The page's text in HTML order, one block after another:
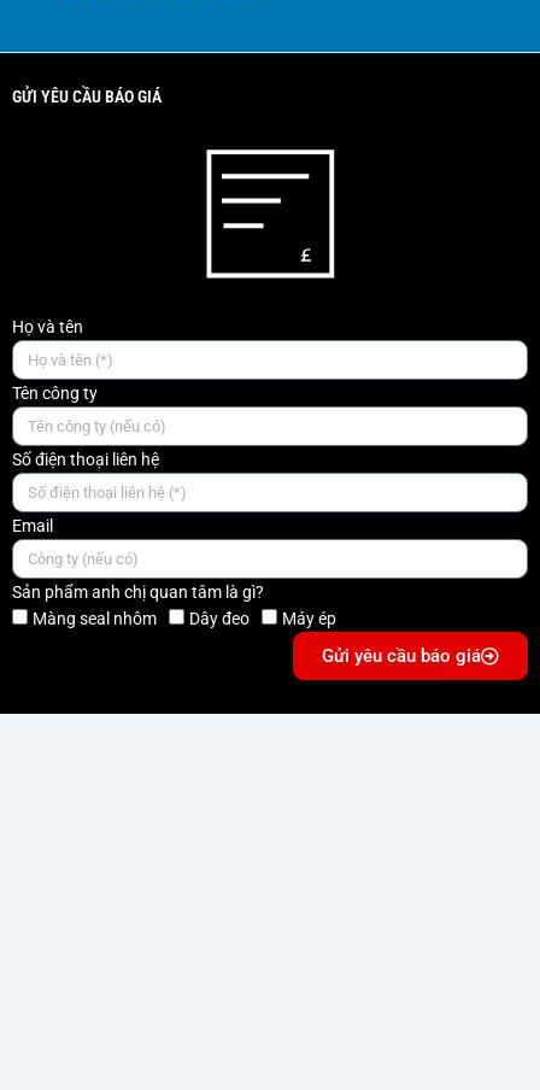
GỬI YÊU CẦU BÁO GIÁ
Họ và tên
Tên công ty
Số điện thoại liên hệ
Email
Sản phẩm anh chị quan tâm là gì?
Màng seal nhôm
Dây đeo Máy ép
Gửi yêu cầu báo giá